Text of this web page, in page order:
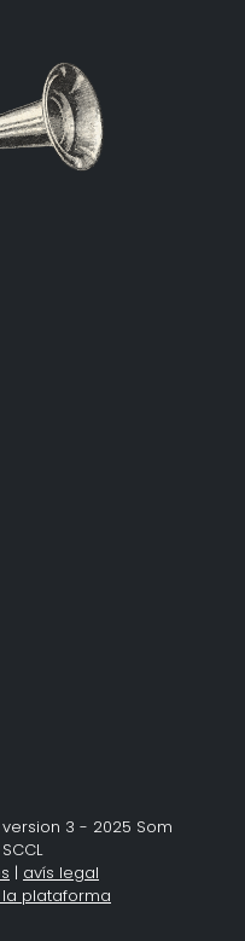
3 - 2025 Som
| avís legal
la plataforma